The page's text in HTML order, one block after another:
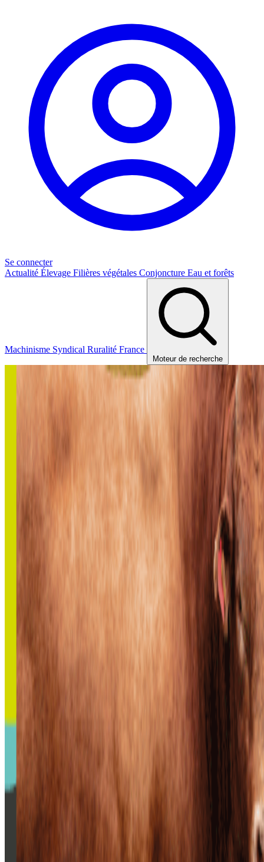
Se connecter
Actualité Élevage Filières végétales Conjoncture Eau et forêts
Machinisme Syndical Ruralité France
Moteur de recherche